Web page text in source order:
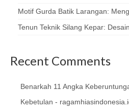
Motif Gurda Batik Larangan:
Tenun Teknik Silang Kepar:
Recent Comments
Benarkah 11 Angka
Kebetulan -